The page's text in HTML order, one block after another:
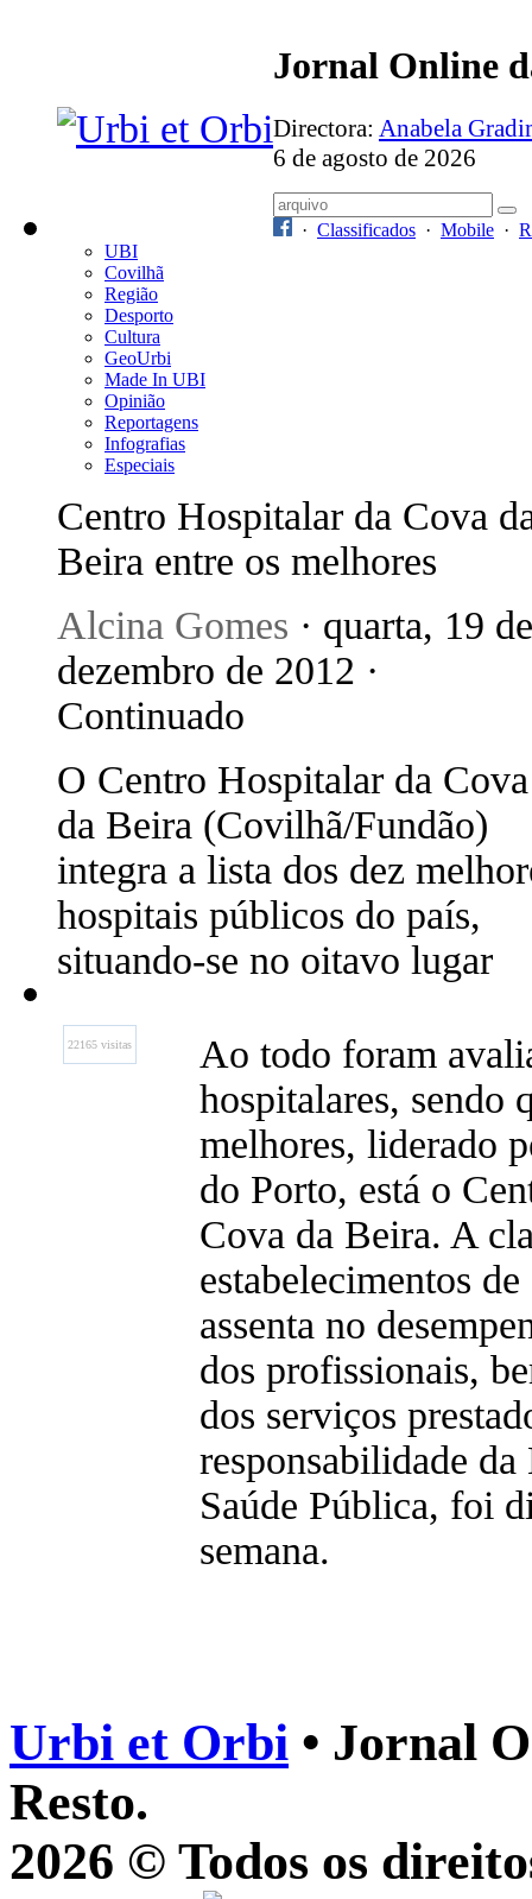
Jornal Online
Directora: Anabela
6 de agosto de 2026
· Classificados · Mobile ·
UBI
Covilhã
Região
Desporto
Cultura
GeoUrbi
Made In UBI
Opinião
Reportagens
Infografias
Especiais
Centro Hospitalar da Cova
Beira entre os melhores
Alcina Gomes · quarta, 19 de
dezembro de 2012 ·
Continuado
O Centro Hospitalar da Cova
da Beira (Covilhã/Fundão)
integra a lista dos dez
hospitais públicos do país,
situando-se no oitavo lugar
22165 visitas
Ao todo foram
hospitalares, sendo
melhores, liderado
do Porto, está o
Cova da Beira. A
estabelecimentos
assenta no
dos profissionais,
dos serviços
responsabilidade
Saúde Pública, foi
semana.
Urbi et Orbi • Jornal
Resto.
2026 © Todos os